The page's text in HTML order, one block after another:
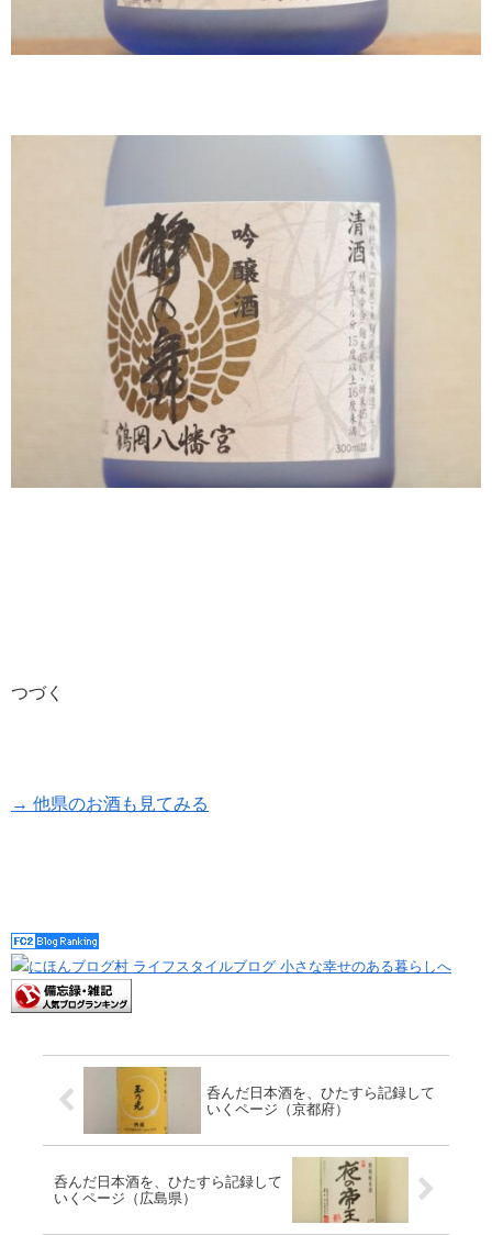
つづく
→ 他県のお酒も見てみる
呑んだ日本酒を、ひたすら記録して
いくページ（京都府）
呑んだ日本酒を、ひたすら記録して
いくページ（広島県）